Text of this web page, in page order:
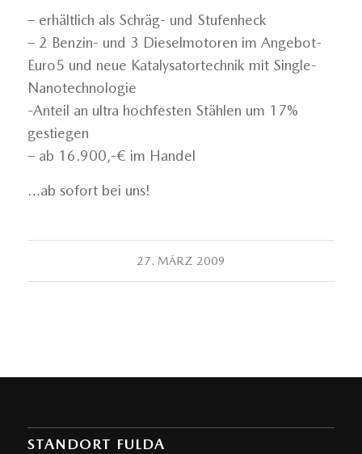
– erhältlich als Schräg- und Stufenheck
– 2 Benzin- und 3 Dieselmotoren im Angebot-
Euro5 und neue Katalysatortechnik mit Single-
Nanotechnologie
-Anteil an ultra hochfesten Stählen um 17%
gestiegen
– ab 16.900,-€ im Handel
…ab sofort bei uns!
27. MÄRZ 2009
STANDORT FULDA